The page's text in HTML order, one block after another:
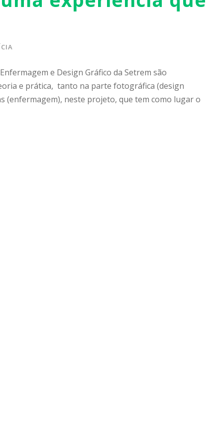
e Design Gráfico da Setrem são
e prática, tanto na parte fotográfica (design
(enfermagem), neste projeto, que tem como lugar o